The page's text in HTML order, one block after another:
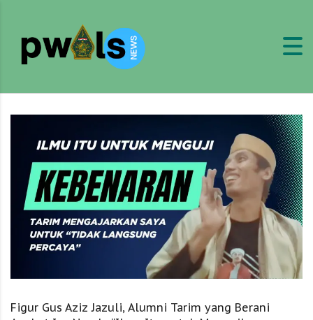
Figur Gus Aziz Jazuli, Alumni Tarim yang Berani